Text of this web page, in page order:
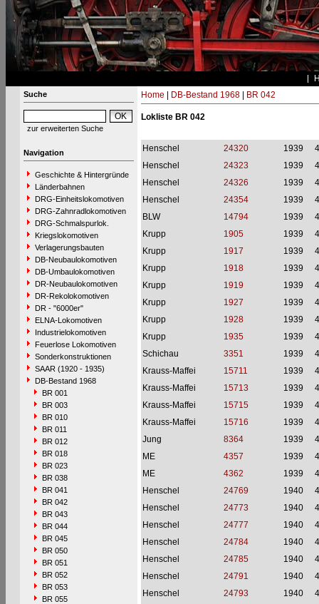
Suche
zur erweiterten Suche
Navigation
Geschichte & Hintergründe
Länderbahnen
DRG-Einheitslokomotiven
DRG-Zahnradlokomotiven
DRG-Schmalspurlok.
Kriegslokomotiven
Verlagerungsbauten
DB-Neubaulokomotiven
DB-Umbaulokomotiven
DR-Neubaulokomotiven
DR-Rekolokomotiven
DR - "6000er"
ELNA-Lokomotiven
Industrielokomotiven
Feuerlose Lokomotiven
Sonderkonstruktionen
SAAR (1920 - 1935)
DB-Bestand 1968
BR 001
BR 003
BR 010
BR 011
BR 012
BR 018
BR 023
BR 038
BR 041
BR 042
BR 043
BR 044
BR 045
BR 050
BR 051
BR 052
BR 053
BR 055
Home DB-Bestand 1968| BR 042
Lokliste BR 042
Henschel 24320 1939
Henschel
24323 1939
Henschel
24326 1939
Henschel
24354 1939
BLW
14794 1939
Krupp
1905 1939
Krupp
1917 1939
Krupp
1918 1939
Krupp
1919 1939
Krupp
1927 1939
Krupp
1928 1939
Krupp
1935 1939
Schichau
3351 1939
Krauss-Maffei
15711 1939
Krauss-Maffei
15713 1939
Krauss-Maffei
15715 1939
Krauss-Maffei
15716 1939
Jung
8364 1939
ME
4357 1939
ME
4362 1939
Henschel
24769 1940
Henschel
24773 1940
Henschel
24777 1940
Henschel
24784 1940
Henschel
24785 1940
Henschel
24791 1940
Henschel
24793 1940